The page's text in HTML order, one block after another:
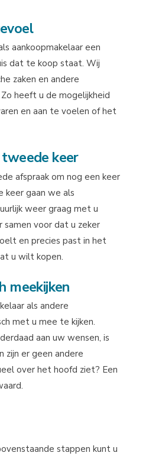
aankoopmakelaar een
dat te koop staat. Wij
zaken en andere
heeft u de mogelijkheid
en aan te voelen of het
tweede keer
afspraak om nog een keer
keer gaan we als
weer graag met u
samen voor dat u zeker
en precies past in het
u wilt kopen.
meekijken
als andere
met u mee te kijken.
aan uw wensen, is
zijn er geen andere
over het hoofd ziet? Een
stappen kunt u